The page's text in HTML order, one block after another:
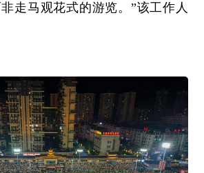
走马观花式的游览。”该工作人